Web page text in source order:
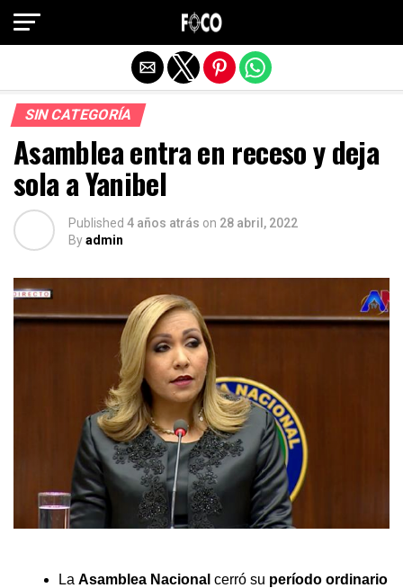
SIN CATEGORÍA
Asamblea entra en receso y deja
sola a Yanibel
Published 4 años atrás on 28 abril, 2022
Byadmin
La Asamblea Nacional cerró su período ordinario
Salir de la versión móvil